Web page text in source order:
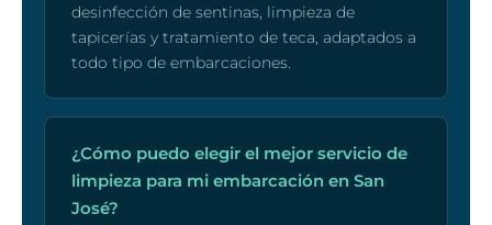
desinfección de sentinas, limpieza de
tapicerías y tratamiento de teca, adaptados a
todo tipo de embarcaciones.
¿Cómo puedo elegir el mejor servicio de
limpieza para mi embarcación en San
José?